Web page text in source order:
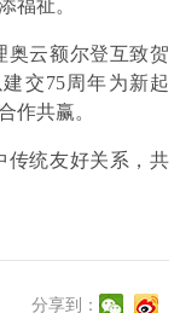
福祉。
奥云额尔登互致贺
交75周年为新起
作共赢。
传统友好关系，共
分享到：